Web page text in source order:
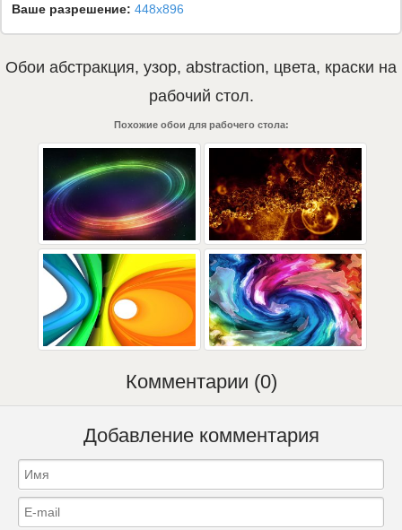
Ваше разрешение: 448x896
Обои абстракция, узор, abstraction, цвета, краски на
рабочий стол.
Похожие обои для рабочего стола:
Комментарии (0)
Добавление комментария